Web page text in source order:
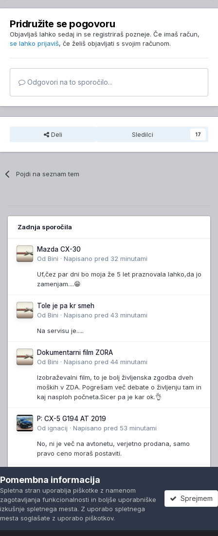
Pridružite se pogovoru
Objavljaš lahko sedaj in se registriraš pozneje. Če imaš račun,
se lahko prijaviš, če želiš objavljati s svojim računom.
Odgovori na to sporočilo...
Deli Sledilci 17
Pojdi na seznam tem
Zadnja sporočila
Mazda CX-30
Od Bini · Napisano pred 32 minutami
Uf,čez par dni bo moja že 5 let praznovala lahko,da jo
zamenjam....😁
Tole je pa kr smeh
Od Bini · Napisano pred 43 minutami
Na servisu je.....
Dokumentarni film ZORA
Od Bini · Napisano pred 44 minutami
Izobraževalni film, to je bolj življenska zgodba dveh
moških v ZDA. Pogrešam več debate o življenju tam in
kaj nasploh počneta.Sicer pa je kar ok.👌
P: CX-5 G194 AT 2019
Od ignacij · Napisano pred 53 minutami
No, ni je več na avtonetu, verjetno prodana, samo
pravo ceno moraš postaviti.
Elektromobilnost
Odignacij·Napisano
Ja nekako računam september-oktober ko naj bi prišla
6e z novo 78kWh LFP baterijo in bo tudi znano kaj bo
s temi subvencijami.
Pomembna informacija
Spletna stran uporablja piškotke z namenom
zagotavljanja funkcionalnosti in boljše uporabniške
izkušnje spletnega mesta. Z uporabo spletnega
mesta soglašate z uporabo piškotkov.
Sprejmem
Forumi Neprebrano Prijavi se